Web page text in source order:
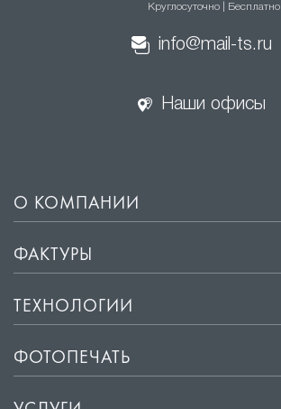
Круглосуточно | Бесплатно
info@mail-ts.ru
Наши офисы
О КОМПАНИИ
ФАКТУРЫ
ТЕХНОЛОГИИ
ФОТОПЕЧАТЬ